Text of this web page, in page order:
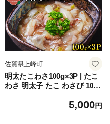
佐賀県上峰町
明太たこわさ100g×3P | たこ
わさ 明太子 たこ わさび 100g
5,000円